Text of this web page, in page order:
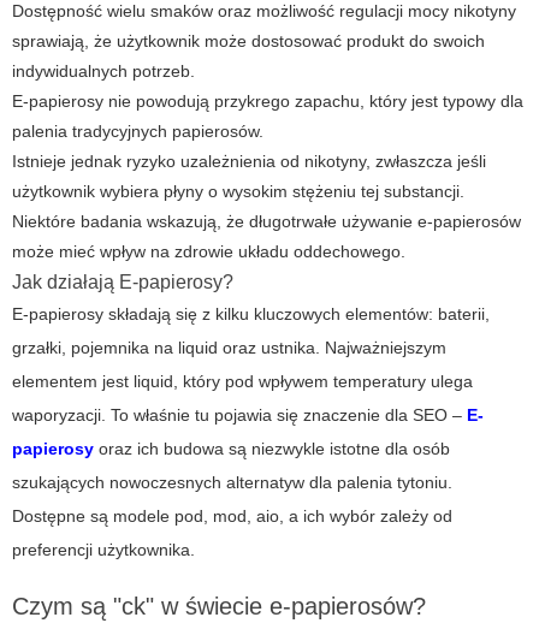
Dostępność wielu smaków oraz możliwość regulacji mocy nikotyny
sprawiają, że użytkownik może dostosować produkt do swoich
indywidualnych potrzeb.
E-papierosy nie powodują przykrego zapachu, który jest typowy dla
palenia tradycyjnych papierosów.
Istnieje jednak ryzyko uzależnienia od nikotyny, zwłaszcza jeśli
użytkownik wybiera płyny o wysokim stężeniu tej substancji.
Niektóre badania wskazują, że długotrwałe używanie e-papierosów
może mieć wpływ na zdrowie układu oddechowego.
Jak działają E-papierosy?
E-papierosy składają się z kilku kluczowych elementów: baterii,
grzałki, pojemnika na liquid oraz ustnika. Najważniejszym
elementem jest liquid, który pod wpływem temperatury ulega
waporyzacji. To właśnie tu pojawia się znaczenie dla SEO – E-
papierosy oraz ich budowa są niezwykle istotne dla osób
szukających nowoczesnych alternatyw dla palenia tytoniu.
Dostępne są modele pod, mod, aio, a ich wybór zależy od
preferencji użytkownika.
Czym są "ck" w świecie e-papierosów?